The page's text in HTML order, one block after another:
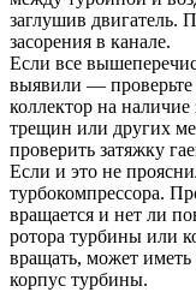
заглушив двигатель.
засорения в канале.
Если все
выявили — проверьте
коллектор на
трещин или других
проверить затяжку
Если и это не
турбокомпрессора.
вращается и нет ли
ротора турбины или
вращать, может
корпус турбины.